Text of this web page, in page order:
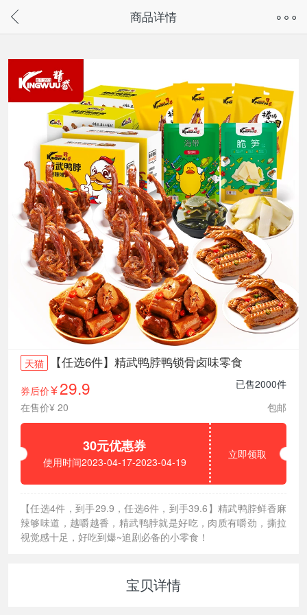
请通过微信或支付宝搜“奇兔客小程序”访问
商品详情
天猫 【任选6件】精武鸭脖鸭锁骨卤味零食
券后价¥29.9
已售2000件
在售价¥ 20
包邮
30元优惠券
使用时间2023-04-17-2023-04-19
立即领取
【任选4件，到手29.9，任选6件，到手39.6】精武鸭脖鲜香麻
辣够味道，越嚼越香，精武鸭脖就是好吃，肉质有嚼劲，撕拉
视觉感十足，好吃到爆~追剧必备的小零食！
宝贝详情